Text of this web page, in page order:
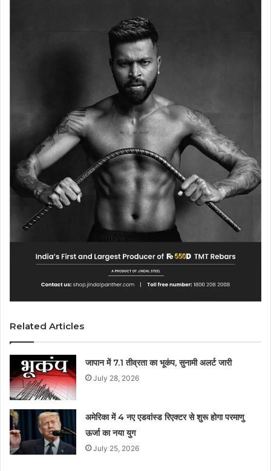
Related Articles
जापान में 7.1 तीव्रता का भूकंप, सुनामी अलर्ट जारी
July 28, 2026
अमेरिका में 4 नए एडवांस्ड रिएक्टर से शुरू होगा परमाणु
ऊर्जा का नया युग
July 25, 2026